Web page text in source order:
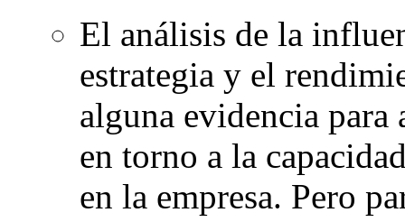
El análisis de la
estrategia y el
alguna evidencia para
en torno a la
en la empresa. Pero